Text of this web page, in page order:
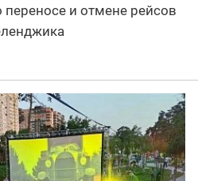
и отмене рейсов